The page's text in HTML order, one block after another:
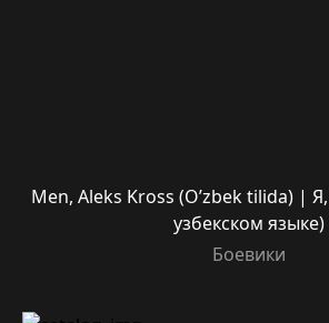
Men, Aleks Kross (O’zbek tilida) |
узбекском языке)
Боевики